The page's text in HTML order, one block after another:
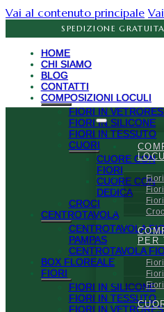
Vai al contenuto principale
SPEDIZIONE
HOME
CHI SIAMO
BLOG
CONTATTI
COMPOSIZIONI LOCULI
FIORI IN
FIORI IN SILICONE
FIORI IN TESSUTO
CUORI
CUORE CON
FIORI
CUORE CON
DEDICA
CROCI
CENTROTAVOLA
CENTROTAVOLA
PAMPAS
CENTROTAVOLA
BOX FLOREALE
FIORI
FIORI IN SILICONE
FIORI IN TESSUTO
FIORI IN
PER